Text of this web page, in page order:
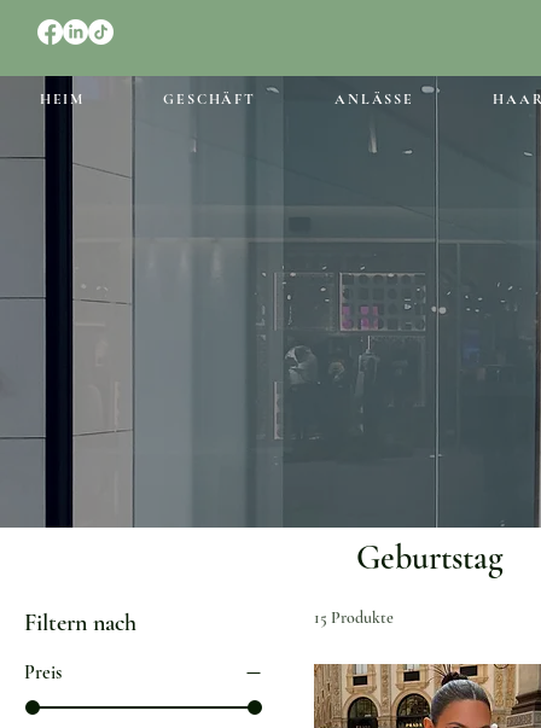
HEIM GESCHÄFT ANLÄSSE
Geburtstag
Filtern nach
Preis
15 Produkte